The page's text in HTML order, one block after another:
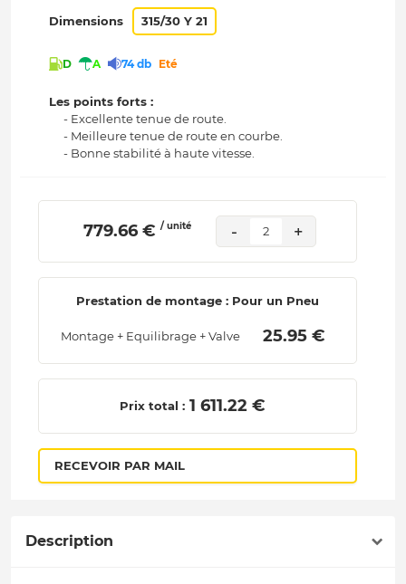
Dimensions 315/30 Y 21
D A 74 db Eté
Les points forts :
- Excellente tenue de route.
- Meilleure tenue de route en courbe.
- Bonne stabilité à haute vitesse.
779.66 € / unité - 2 +
Prestation de montage : Pour un Pneu
Montage + Equilibrage + Valve 25.95 €
Prix total : 1 611.22 €
RECEVOIR PAR MAIL
Description